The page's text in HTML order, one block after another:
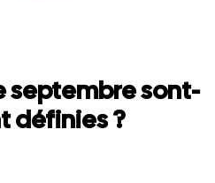
septembre sont-
définies ?